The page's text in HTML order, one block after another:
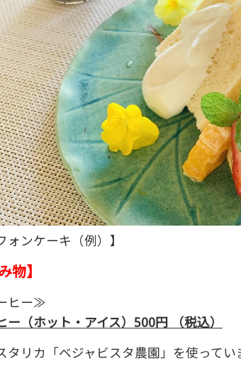
ォンケーキ（例）】
物】
ヒー≫
ー（ホット・アイス）500円 （税込）
リカ「ベジャビスタ農園」を使ってい